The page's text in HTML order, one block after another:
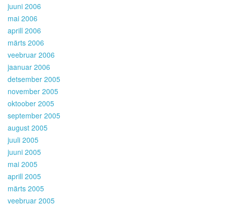
juuni 2006
mai 2006
aprill 2006
märts 2006
veebruar 2006
jaanuar 2006
detsember 2005
november 2005
oktoober 2005
september 2005
august 2005
juuli 2005
juuni 2005
mai 2005
aprill 2005
märts 2005
veebruar 2005